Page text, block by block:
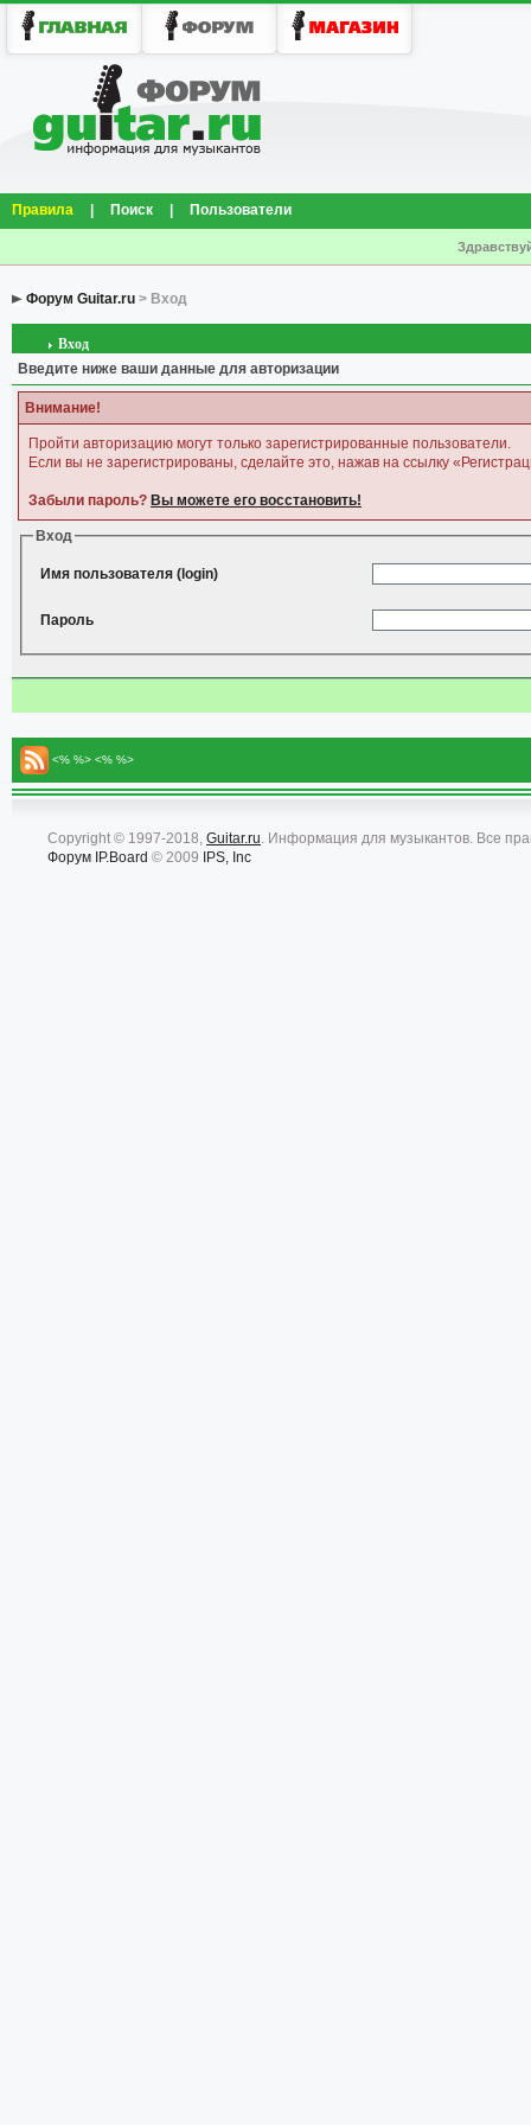
Правила Поиск Пользователи
Форум Guitar.ru > Вход
Вход
Введите ниже ваши данные для авторизации
Внимание!
Пройти авторизацию могут только зарегистрированные пользователи.
Если вы не зарегистрированы, сделайте это, нажав на ссылку
Забыли пароль? Вы можете его восстановить!
Вход
Имя пользователя (login)
Пароль
<% %> <% %>
Copyright © 1997-2018, Guitar.ru. Информация для музыкантов. Все
Форум IP.Board © 2009 IPS, Inc